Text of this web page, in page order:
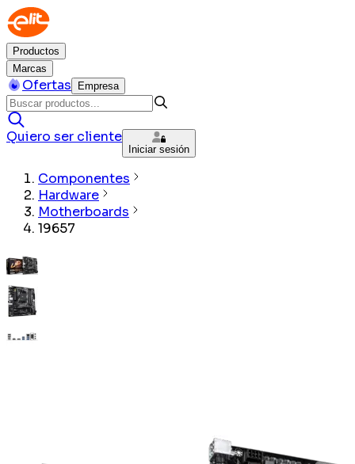
Productos
Marcas
Ofertas Empresa
Quiero ser cliente
Iniciar sesión
Componentes
Hardware
Motherboards
19657